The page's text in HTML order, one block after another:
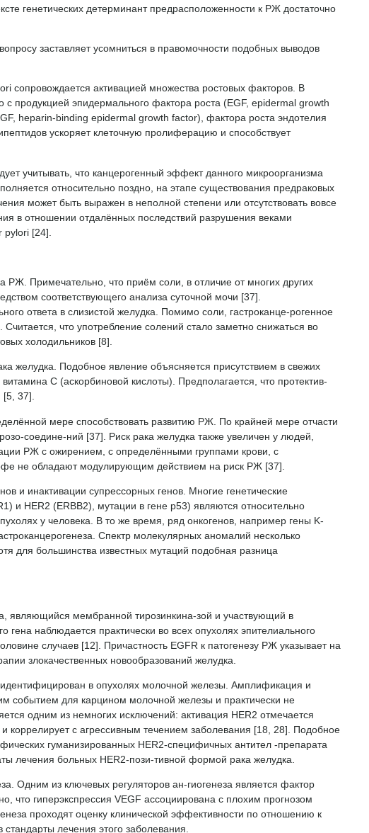
генетических детерминант предрасположенности к РЖ достаточно
заставляет усомниться в правомочности подобных выводов
сопровождается активацией множества ростовых факторов. В
с продукцией эпидермального фактора роста (EGF, epidermal growth
heparin-binding epidermal growth factor), фактора роста эндотелия
ускоряет клеточную пролиферацию и способствует
учитывать, что канцерогенный эффект данного микроорганизма
относительно поздно, на этапе существования предраковых
может быть выражен в неполной степени или отсутствовать вовсе
в отношении отдалённых последствий разрушения веками
[24].
Примечательно, что приём соли, в отличие от многих других
соответствующего анализа суточной мочи [37].
ответа в слизистой желудка. Помимо соли, гастроканце-рогенное
что употребление солений стало заметно снижаться во
холодильников [8].
желудка. Подобное явление объясняется присутствием в свежих
С (аскорбиновой кислоты). Предполагается, что протектив-
[5, 37].
мере способствовать развитию РЖ. По крайней мере отчасти
соедине-ний [37]. Риск рака желудка также увеличен у людей,
РЖ с ожирением, с определёнными группами крови, с
не обладают модулирующим действием на риск РЖ [37].
и инактивации супрессорных генов. Многие генетические
и HER2 (ERBB2), мутации в гене р53) являются относительно
у человека. В то же время, ряд онкогенов, например гены K-
Спектр молекулярных аномалий несколько
для большинства известных мутаций подобная разница
являющийся мембранной тирозинкина-зой и участвующий в
гена наблюдается практически во всех опухолях эпителиального
случаев [12]. Причастность EGFR к патогенезу РЖ указывает на
злокачественных новообразований желудка.
в опухолях молочной железы. Амплификация и
событием для карцином молочной железы и практически не
одним из немногих исключений: активация HER2 отмечается
коррелирует с агрессивным течением заболевания [18, 28]. Подобное
гуманизированных HER2-специфичных антител -препарата
лечения больных HER2-пози-тивной формой рака желудка.
Одним из ключевых регуляторов ан-гиогенеза является фактор
что гиперэкспрессия VEGF ассоциирована с плохим прогнозом
проходят оценку клинической эффективности по отношению к
лечения этого заболевания.